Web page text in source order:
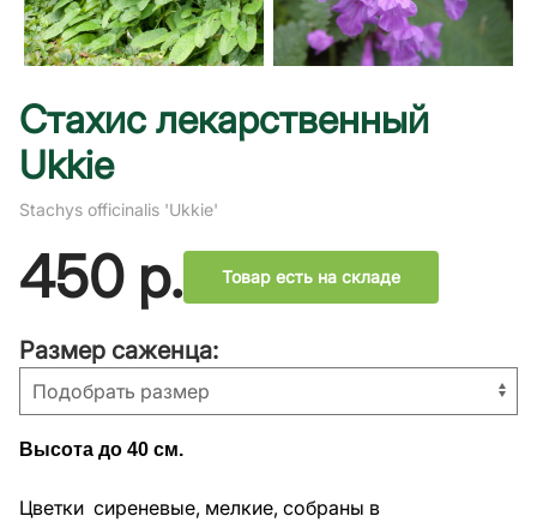
Стахис лекарственный
Ukkie
Stachys officinalis 'Ukkie'
450р. Товар есть на складе
Размер саженца:
Высота до 40 см.
Цветки сиреневые, мелкие, собраны в